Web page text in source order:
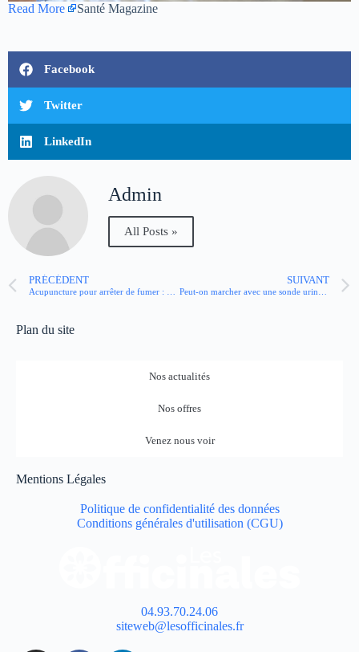
Read More Santé Magazine
Facebook
Twitter
LinkedIn
Admin
All Posts »
PRÉCÉDENT SUIVANT
Plan du site
Nos actualités
Nos offres
Venez nous voir
Mentions Légales
Politique de confidentialité des données
Conditions générales d'utilisation (CGU)
04.93.70.24.06
siteweb@lesofficinales.fr